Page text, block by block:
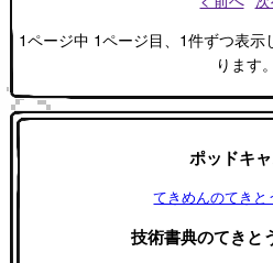
1ページ中 1ページ目、1件ずつ表
ります。
ポッドキ
てきめんのてきと
技術書典のてきと